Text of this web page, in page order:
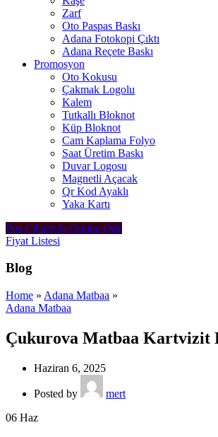
Zarf
Oto Paspas Baskı
Adana Fotokopi Çıktı
Adana Reçete Baskı
Promosyon
Oto Kokusu
Çakmak Logolu
Kalem
Tutkallı Bloknot
Küp Bloknot
Cam Kaplama Folyo
Saat Üretim Baskı
Duvar Logosu
Magnetli Açacak
Qr Kod Ayaklı
Yaka Kartı
Pos Cihazıyla Online Öde
Fiyat Listesi
Blog
Home » Adana Matbaa »
Adana Matbaa
Çukurova Matbaa Kartvizit
Haziran 6, 2025
Posted by
mert
06 Haz